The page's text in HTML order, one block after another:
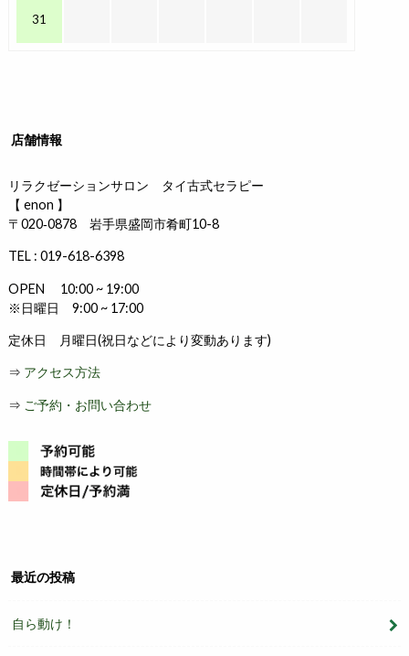
31
店舗情報
リラクゼーションサロン タイ古式セラピー
【 enon 】
〒020‐0878 岩手県盛岡市肴町10-8
TEL : 019-618-6398
OPEN 10:00 ~ 19:00
※日曜日 9:00 ~ 17:00
定休日 月曜日(祝日などにより変動あります)
⇒ アクセス方法
⇒ ご予約・お問い合わせ
最近の投稿
自ら動け！